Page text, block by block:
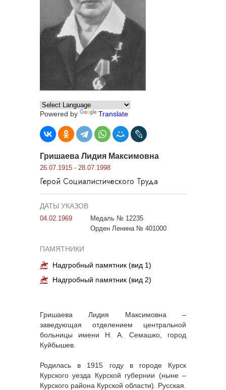
Powered by Translate
Гришаева Лидия Максимовна
26.07.1915 - 28.07.1998
Герой Социалистического Труда
ДАТЫ УКАЗОВ
04.02.1969
Медаль № 12235
Орден Ленина № 401000
ПАМЯТНИКИ
Надгробный памятник (вид 1)
Надгробный памятник (вид 2)
Гришаева Лидия Максимовна –
заведующая отделением центральной
больницы имени Н. А. Семашко, город
Куйбышев.
Родилась в 1915 году в городе Курск
Курского уезда Курской губернии (ныне –
Курского района Курской области). Русская.